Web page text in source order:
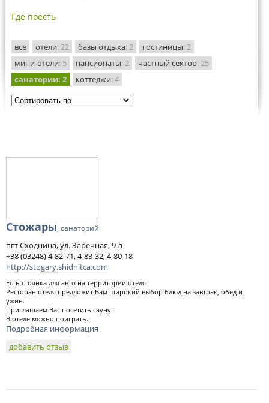
Где поесть
все отели: 22 базы отдыха: 2 гостиницы: 2
мини-отели: 5 пансионаты: 2 частный сектор: 25
санатории: 2 коттеджи: 4
Стожары, санаторий
пгт Сходница, ул. Заречная, 9-а
+38 (03248) 4-82-71, 4-83-32, 4-80-18
http://stogary.shidnitca.com
Есть стоянка для авто на территории отеля.
Ресторан отеля предложит Вам широкий выбор блюд на завтрак, обед и
ужин.
Приглашаем Вас посетить сауну.
В отеле можно поиграть...
Подробная информация
добавить отзыв